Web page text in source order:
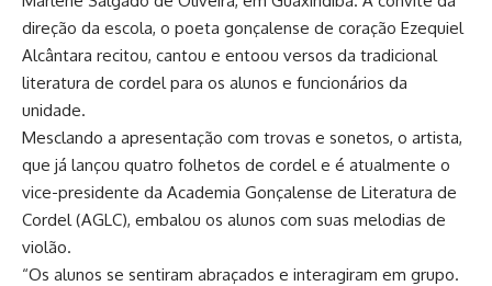
direção da escola, o poeta gonçalense de coração Ezequiel
Alcântara recitou, cantou e entoou versos da tradicional
literatura de cordel para os alunos e funcionários da
unidade.
Mesclando a apresentação com trovas e sonetos, o artista,
que já lançou quatro folhetos de cordel e é atualmente o
vice-presidente da Academia Gonçalense de Literatura de
Cordel (AGLC), embalou os alunos com suas melodias de
violão.
“Os alunos se sentiram abraçados e interagiram em grupo.